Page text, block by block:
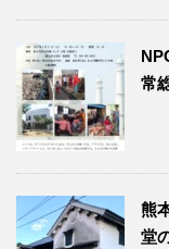
常
熊
堂